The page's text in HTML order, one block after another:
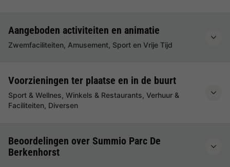
Aangeboden activiteiten en animatie
Zwemfaciliteiten, Amusement, Sport en Vrije Tijd
Voorzieningen ter plaatse en in de buurt
Sport & Wellnes, Winkels & Restaurants, Verhuur &
Faciliteiten, Diversen
Beoordelingen over Summio Parc De
Berkenhorst